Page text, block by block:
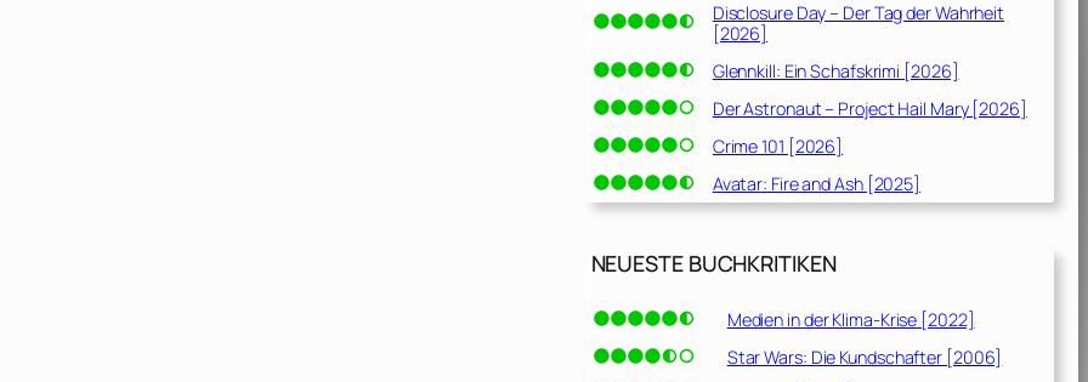
Disclosure Day – Der Tag der Wahrheit
[2026]
Glennkill: Ein Schafskrimi [2026]
Der Astronaut – Project Hail Mary [2026]
Crime 101 [2026]
Avatar: Fire and Ash [2025]
NEUESTE BUCHKRITIKEN
Medien in der Klima-Krise [2022]
Star Wars: Die Kundschafter [2006]